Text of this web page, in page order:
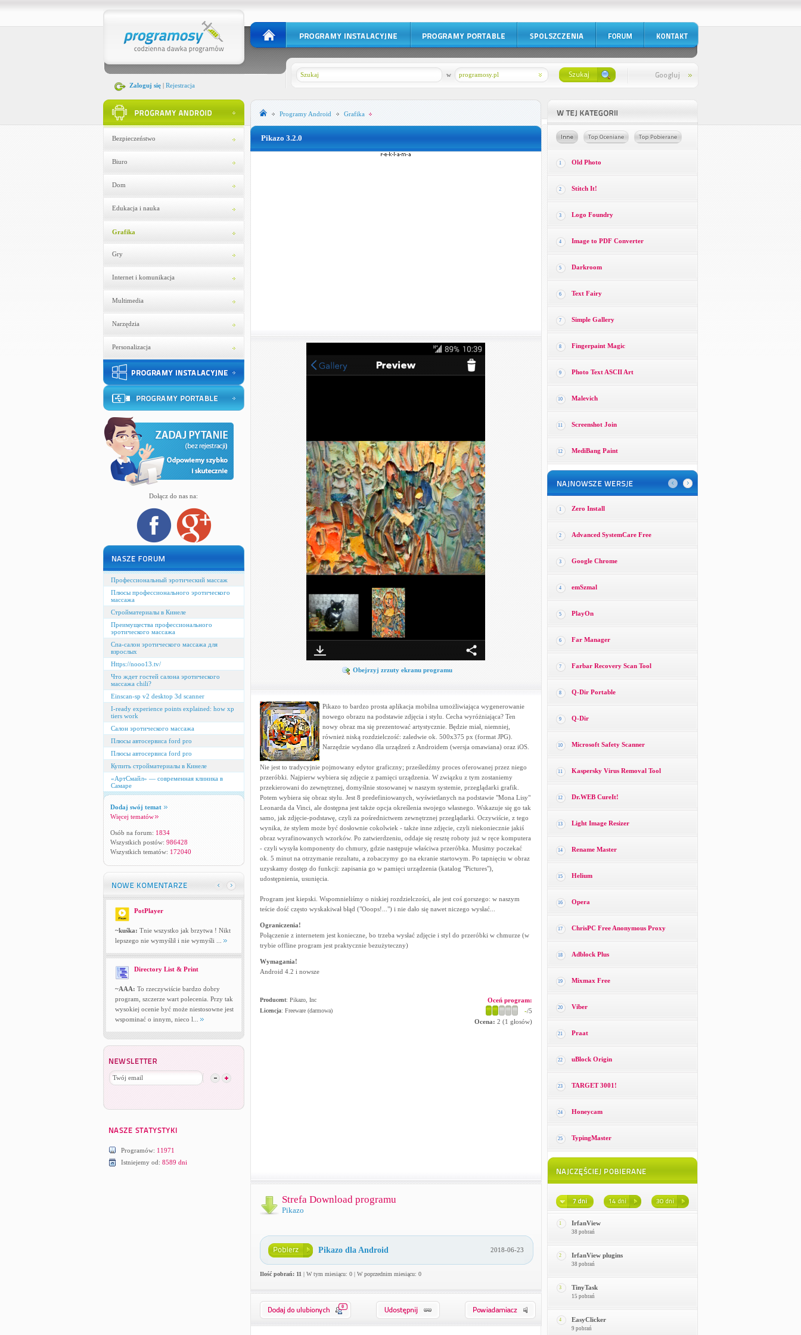
Zaloguj się| Rejestracja
programosy.pl
w
Bezpieczeństwo
Biuro
Dom
Edukacja i nauka
Grafika
Gry
Internet i komunikacja
Multimedia
Narzędzia
Personalizacja
Dołącz do nas na:
Профессиональный эротический массаж
Плюсы профессионального эротического
массажа
Стройматериалы в Кинеле
Преимущества профессионального
эротического массажа
Спа-салон эротического массажа для
взрослых
Https://nooo13.tv/
Что ждет гостей салона эротического
массажа chili?
Einscan-sp v2 desktop 3d scanner
I-ready experience points explained: how xp
tiers work
Салон эротического массажа
Плюсы автосервиса ford pro
Плюсы автосервиса ford pro
Купить стройматериалы в Кинеле
«АртСмайл» — современная клиника в
Самаре
Dodaj swój temat
Więcej tematów
Osób na forum: 1834
Wszystkich postów: 986428
Wszystkich tematów: 172040
PotPlayer
~kuśka: Tnie wszystko jak brzytwa ! Nikt
lepszego nie wymyślił i nie wymyśli ...
Directory List & Print
~AAA: To rzeczywiście bardzo dobry
program, szczerze wart polecenia. Przy tak
wysokiej ocenie być może niestosowne jest
wspominać o innym, nieco l...
Programów: 11971
Istniejemy od: 8589 dni
ProgramyAndroid Grafika
Pikazo 3.2.0
Obejrzyj zrzuty ekranu programu
Pikazo to bardzo prosta aplikacja mobilna umożliwiająca wygenerowanie
nowego obrazu na podstawie zdjęcia i stylu. Cecha wyróżniająca? Ten
nowy obraz ma się prezentować artystycznie. Będzie miał, niemniej,
również niską rozdzielczość: zaledwie ok. 500x375 px (format JPG).
Narzędzie wydano dla urządzeń z Androidem (wersja omawiana) oraz iOS.
Nie jest to tradycyjnie pojmowany edytor graficzny; prześledźmy proces oferowanej przez niego
przeróbki. Najpierw wybiera się zdjęcie z pamięci urządzenia. W związku z tym zostaniemy
przekierowani do zewnętrznej, domyślnie stosowanej w naszym systemie, przeglądarki grafik.
Potem wybiera się obraz stylu. Jest 8 predefiniowanych, wyświetlanych na podstawie "Mona Lisy"
Leonarda da Vinci, ale dostępna jest także opcja określenia swojego własnego. Wskazuje się go tak
samo, jak zdjęcie-podstawę, czyli za pośrednictwem zewnętrznej przeglądarki. Oczywiście, z tego
wynika, że stylem może być dosłownie cokolwiek - także inne zdjęcie, czyli niekoniecznie jakiś
obraz wyrafinowanych wzorków. Po zatwierdzeniu, oddaje się resztę roboty już w ręce komputera
- czyli wysyła komponenty do chmury, gdzie następuje właściwa przeróbka. Musimy poczekać
ok. 5 minut na otrzymanie rezultatu, a zobaczymy go na ekranie startowym. Po tapnięciu w obraz
uzyskamy dostęp do funkcji: zapisania go w pamięci urządzenia (katalog "Pictures"),
udostępnienia, usunięcia.
Program jest kiepski. Wspomnieliśmy o niskiej rozdzielczości, ale jest coś gorszego: w naszym
teście dość często wyskakiwał błąd ("Ooops!...") i nie dało się nawet niczego wysłać...
Ograniczenia!
Połączenie z internetem jest konieczne, bo trzeba wysłać zdjęcie i styl do przeróbki w chmurze (w
trybie offline program jest praktycznie bezużyteczny)
Wymagania!
Android 4.2 i nowsze
Producent: Pikazo, Inc
Licencja: Freeware (darmowa)
Oceń program:
-/5
Ocena: 2 (1 głosów)
Strefa Download programu
Pikazo
Pikazo dla Android 2018-06-23
Ilość pobrań: 11 | W tym miesiącu: 0 | W poprzednim miesiącu: 0
0
1 Old Photo
2 Stitch It!
3 Logo Foundry
4 Image to PDF Converter
5 Darkroom
6 Text Fairy
7 Simple Gallery
8 Fingerpaint Magic
9 Photo Text ASCII Art
10 Malevich
11 Screenshot Join
12 MediBang Paint
1 Zero Install
2 Advanced SystemCare Free
3 Google Chrome
4 emSzmal
5 PlayOn
6 Far Manager
7 Farbar Recovery Scan Tool
8 Q-Dir Portable
9 Q-Dir
10 Microsoft Safety Scanner
11 Kaspersky Virus Removal Tool
12 Dr.WEB CureIt!
13 Light Image Resizer
14 Rename Master
15 Helium
16 Opera
17 ChrisPC Free Anonymous Proxy
18 Adblock Plus
19 Mixmax Free
20 Viber
21 Praat
22 uBlock Origin
23 TARGET 3001!
24 Honeycam
25 TypingMaster
1 IrfanView
38 pobrań
2 IrfanView plugins
38 pobrań
3 TinyTask
15 pobrań
4 EasyClicker
9 pobrań